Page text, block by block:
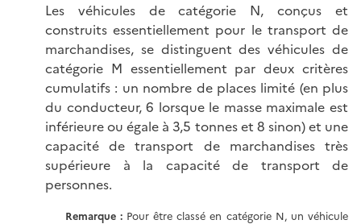
Les véhicules de catégorie N, conçus et
construits essentiellement pour le transport de
marchandises, se distinguent des véhicules de
catégorie M essentiellement par deux critères
cumulatifs : un nombre de places limité (en plus
du conducteur, 6 lorsque le masse maximale est
inférieure ou égale à 3,5 tonnes et 8 sinon) et une
capacité de transport de marchandises très
supérieure à la capacité de transport de
personnes.
Remarque :Pour être classé en catégorie N, un véhicule